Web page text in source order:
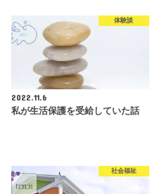
体験談
2022.11.6
私が生活保護を受給していた話
社会福祉